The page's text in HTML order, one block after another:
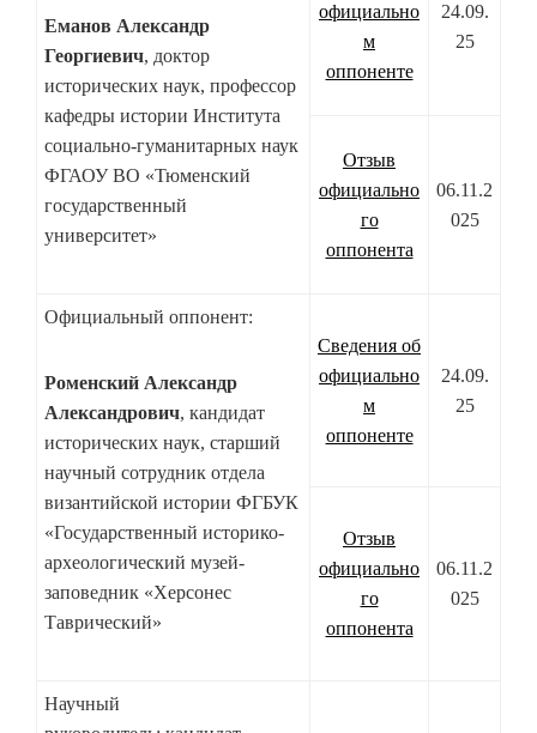
Еманов Александр
Георгиевич, доктор
исторических наук, профессор
кафедры истории Института
социально-гуманитарных наук
ФГАОУ ВО «Тюменский
государственный
университет»
официально
м
оппоненте
24.09.
25
Отзыв
официально
го
оппонента
06.11.2
025
Официальный оппонент:
Роменский Александр
Александрович, кандидат
исторических наук, старший
научный сотрудник отдела
византийской истории ФГБУК
«Государственный историко-
археологический музей-
заповедник «Херсонес
Таврический»
Сведения об
официально
м
оппоненте
24.09.
25
Отзыв
официально
го
оппонента
06.11.2
025
Научный